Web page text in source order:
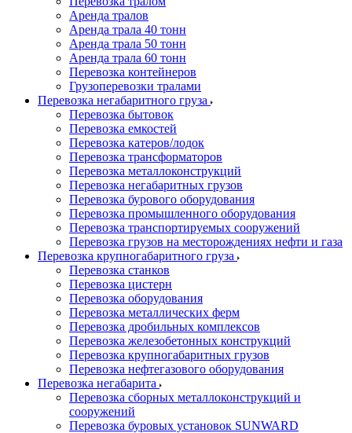
Аренда тралов
Аренда трала 40 тонн
Аренда трала 50 тонн
Аренда трала 60 тонн
Перевозка контейнеров
Грузоперевозки тралами
Перевозка негабаритного груза
Перевозка бытовок
Перевозка емкостей
Перевозка катеров/лодок
Перевозка трансформаторов
Перевозка металлоконструкций
Перевозка негабаритных грузов
Перевозка бурового оборудования
Перевозка промышленного оборудования
Перевозка транспортируемых сооружений
Перевозка грузов на месторождениях нефти и газа
Перевозка крупногабаритного груза
Перевозка станков
Перевозка цистерн
Перевозка оборудования
Перевозка металлических ферм
Перевозка дробильных комплексов
Перевозка железобетонных конструкций
Перевозка крупногабаритных грузов
Перевозка нефтегазового оборудования
Перевозка негабарита
Перевозка сборных металлоконструкций и
сооружений
Перевозка буровых установок SUNWARD